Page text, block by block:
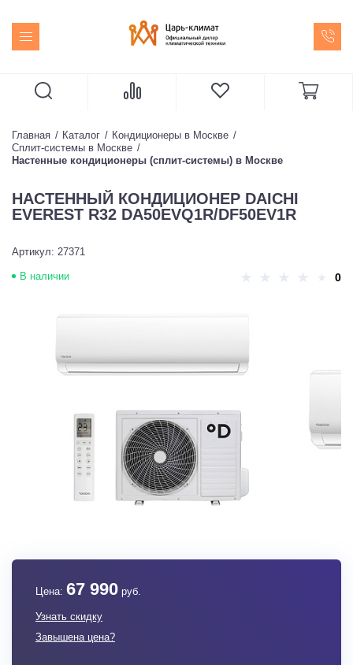
Главная Каталог
Кондиционеры в Москве
Сплит-системы в Москве
Настенные кондиционеры (сплит-системы) в Москве
НАСТЕННЫЙ КОНДИЦИОНЕР DAICHI
EVEREST R32 DA50EVQ1R/DF50EV1R
Артикул: 27371
В наличии 0
Цена: 67 990 руб.
Узнать скидку
Завышена цена?